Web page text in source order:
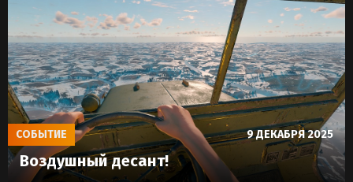
Воздушный десант!
СОБЫТИЕ 9 ДЕКАБРЯ 2025